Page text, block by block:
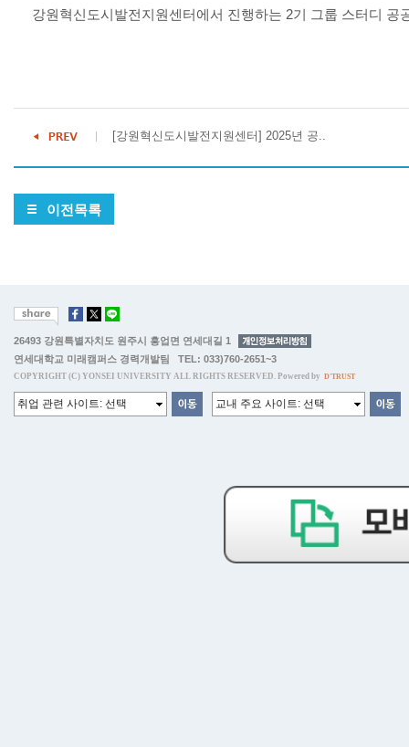
강원혁신도시발전지원센터에서 진행하는 2기 그룹 스터디
[강원혁신도시발전지원센터] 2025년 공..
이전목록
26493 강원특별자치도 원주시 흥업면 연세대길 1
연세대학교 미래캠퍼스 경력개발팀 TEL: 033)760-2651~3
COPYRIGHT (C) YONSEI UNIVERSITY ALL RIGHTS RESERVED. Powered by D'TRUST